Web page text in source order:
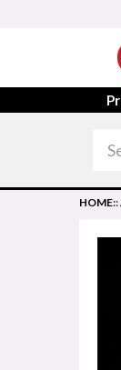
HOME::